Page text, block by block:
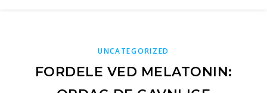
UNCATEGORIZED
FORDELE VED MELATONIN: